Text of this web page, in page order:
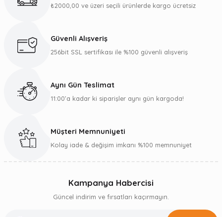
₺2000,00 ve üzeri seçili ürünlerde kargo ücretsiz
Güvenli Alışveriş
256bit SSL sertifikası ile %100 güvenli alışveriş
Aynı Gün Teslimat
11:00’a kadar ki siparişler aynı gün kargoda!
Müşteri Memnuniyeti
Kolay iade & değişim imkanı %100 memnuniyet
Kampanya Habercisi
Güncel indirim ve fırsatları kaçırmayın.